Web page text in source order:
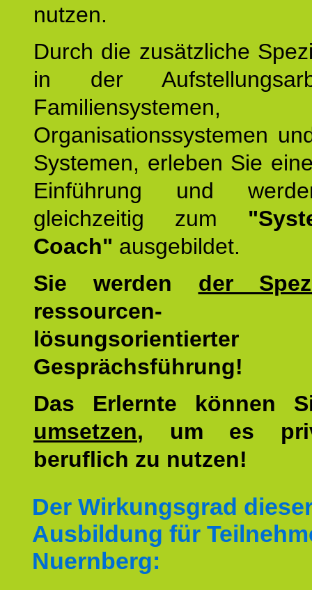
nutzen.
Durch die zusätzliche
in der
Familiensystemen,
Organisationssystemen
Systemen, erleben Sie
Einführung und
gleichzeitig zum
Coach" ausgebildet.
Sie werden der
lösungsorientierter
Gesprächsführung!
Das Erlernte können
umsetzen, um es
beruflich zu nutzen!
Der Wirkungsgrad
Ausbildung für
Nuernberg: